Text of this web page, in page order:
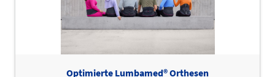
Optimierte Lumbamed® Orthesen